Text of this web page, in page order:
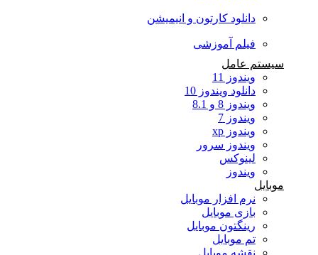
دانلود کارتون و انیمیشن
فیلم آموزشی
سیستم عامل
ویندوز 11
دانلود ویندوز 10
ویندوز 8 و 8.1
ویندوز 7
ویندوز xp
ویندوز سرور
لینوکس
ویندوز
موبایل
نرم افزار موبایل
بازی موبایل
رینگتون موبایل
تم موبایل
نقشه موبایل